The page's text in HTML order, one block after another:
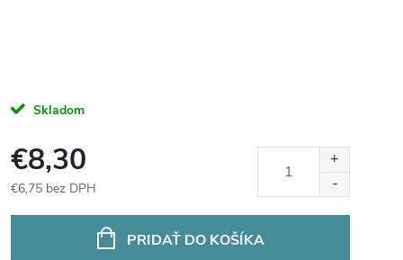
Skladom
€8,30
€6,75 bez DPH
PRIDAŤ DO KOŠÍKA